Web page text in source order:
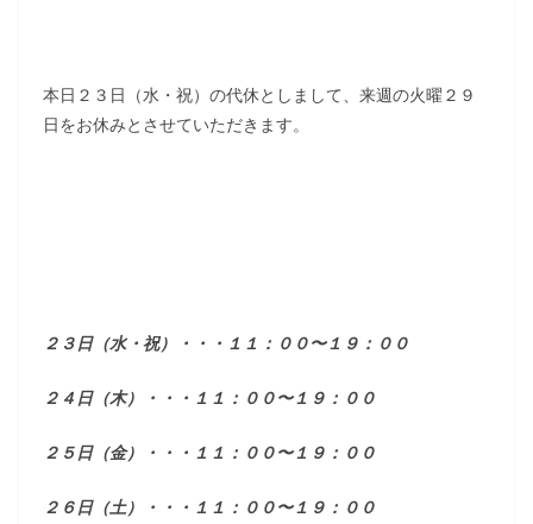
本日２３日（水・祝）の代休としまして、来週の火曜２９
日をお休みとさせていただきます。
２３日（水・祝）・・・１１：００〜１９：００
２４日（木）・・・１１：００〜１９：００
２５日（金）・・・１１：００〜１９：００
２６日（土）・・・１１：００〜１９：００